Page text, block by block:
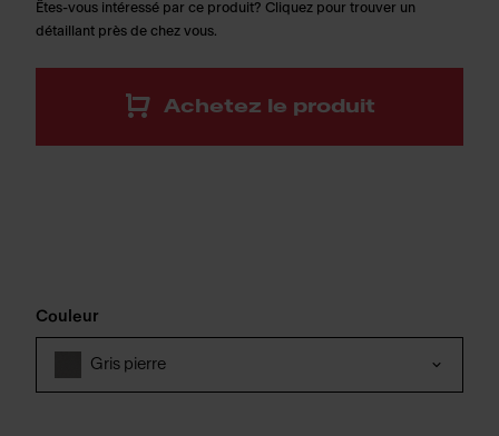
Êtes-vous intéressé par ce produit? Cliquez pour trouver un
détaillant près de chez vous.
Achetez le produit
Couleur
Gris pierre